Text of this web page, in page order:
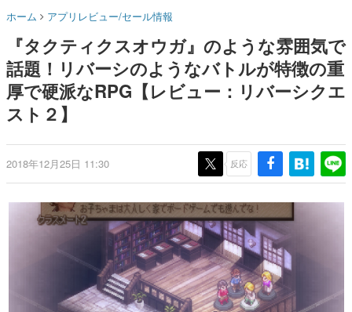
名作ゲームクリエイターの方々に製作時のエピソードをお
きます。
赫本
この物語を解いてはいけない。『赫本』は、〈試験問題〉
の形をした短編ホラー小説集です。
これからのデジタルゲーム市場を担う若きクリエイター達
の姿を追い、彼らのルーツと情熱を探っていきます。
ゲームに多大な影響を受けた作家さんに取材し、ゲームが
日本のコンテンツ産業やカルチャーに与えた影響を探る企
画です。
日本モバイルゲーム産業史
日本のモバイルゲーム史における主要なトピック・タイト
ルを網羅するほか、開発者へのインタビューや識者による
解説を掲載。約20年の歴史が一望できる決定版！
「ラクーンシティ総合病院」へ
ホーム アプリレビュー/セール情報
『タクティクスオウガ』のような雰囲気で
話題！リバーシのようなバトルが特徴の重
厚で硬派なRPG【レビュー：リバーシクエ
スト２】
2018年12月25日 11:30 反応